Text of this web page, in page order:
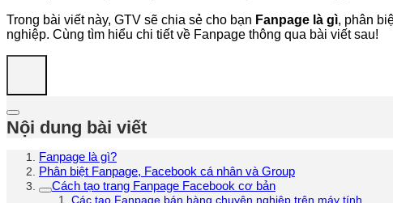
Trong bài viết này, GTV sẽ chia sẻ cho bạn Fanpage là gì, phân
nghiệp. Cùng tìm hiểu chi tiết về Fanpage thông qua bài viết sau!
Nội dung bài viết
Fanpage là gì?
Phân biệt Fanpage, Facebook cá nhân và Group
Cách tạo trang Fanpage Facebook cơ bản
Các tạo Fanpage bán hàng chuyên nghiệp trên máy tính